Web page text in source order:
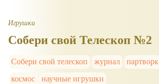
Игрушки
Собери свой Телескоп №2
Собери свой телескоп журнал партворк
космос
научные игрушки